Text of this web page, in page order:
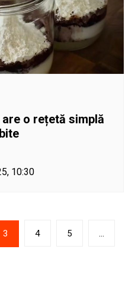
o rețetă simplă
10:30
3 4 5 …